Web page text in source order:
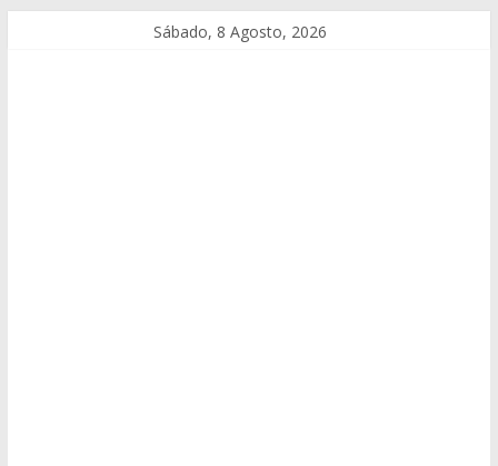
Sábado, 8 Agosto, 2026